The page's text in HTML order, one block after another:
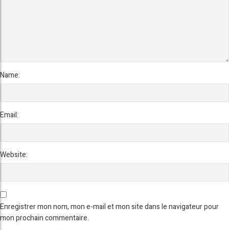
Name:
Email:
Website:
Enregistrer mon nom, mon e-mail et mon site dans le navigateur pour
mon prochain commentaire.